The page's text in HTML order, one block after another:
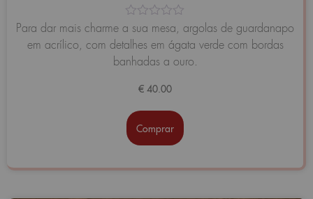
Avaliação
de
5
Para dar mais charme a sua mesa, argolas de guardanapo
em acrílico, com detalhes em ágata verde com bordas
banhadas a ouro.
€ 40.00
Comprar